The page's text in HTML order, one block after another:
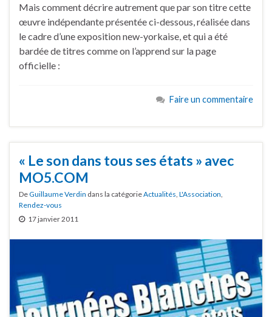
Mais comment décrire autrement que par son titre cette
œuvre indépendante présentée ci-dessous, réalisée dans
le cadre d’une exposition new-yorkaise, et qui a été
bardée de titres comme on l’apprend sur la page
officielle :
Faire un commentaire
« Le son dans tous ses états » avec
MO5.COM
DeGuillaume Verdin dans la catégorieActualités, L'Association,
Rendez-vous
17 janvier 2011